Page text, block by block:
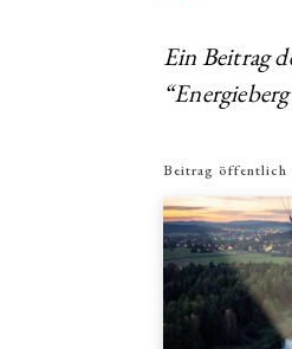
Ein Beitrag
Beitrag öffentlich